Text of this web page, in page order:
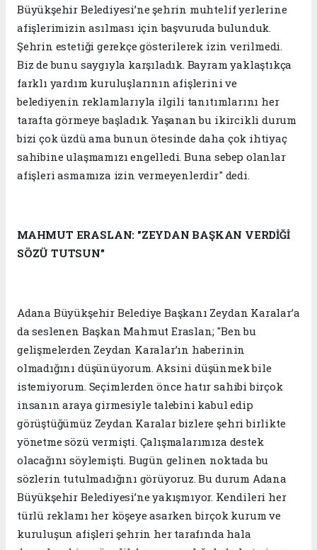
Büyükşehir Belediyesi’ne şehrin muhtelif yerlerine
afişlerimizin asılması için başvuruda bulunduk.
Şehrin estetiği gerekçe gösterilerek izin verilmedi.
Biz de bunu saygıyla karşıladık. Bayram yaklaştıkça
farklı yardım kuruluşlarının afişlerini ve
belediyenin reklamlarıyla ilgili tanıtımlarını her
tarafta görmeye başladık. Yaşanan bu ikircikli durum
bizi çok üzdü ama bunun ötesinde daha çok ihtiyaç
sahibine ulaşmamızı engelledi. Buna sebep olanlar
afişleri asmamıza izin vermeyenlerdir" dedi.
MAHMUT ERASLAN: "ZEYDAN BAŞKAN VERDİĞİ
SÖZÜ TUTSUN"
Adana Büyükşehir Belediye Başkanı Zeydan Karalar’a
da seslenen Başkan Mahmut Eraslan; "Ben bu
gelişmelerden Zeydan Karalar’ın haberinin
olmadığını düşünüyorum. Aksini düşünmek bile
istemiyorum. Seçimlerden önce hatır sahibi birçok
insanın araya girmesiyle talebini kabul edip
görüştüğümüz Zeydan Karalar bizlere şehri birlikte
yönetme sözü vermişti. Çalışmalarımıza destek
olacağını söylemişti. Bugün gelinen noktada bu
sözlerin tutulmadığını görüyoruz. Bu durum Adana
Büyükşehir Belediyesi’ne yakışmıyor. Kendileri her
türlü reklamı her köşeye asarken birçok kurum ve
kuruluşun afişleri şehrin her tarafında hala